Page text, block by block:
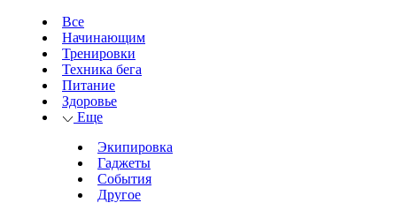
Все
Начинающим
Тренировки
Техника бега
Питание
Здоровье
Еще
Экипировка
Гаджеты
События
Другое